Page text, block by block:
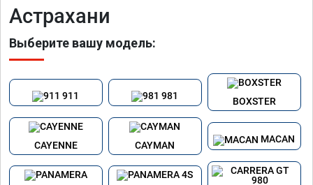
Астрахани
Выберите вашу модель:
911 981
BOXSTER
CAYENNE CAYMAN
MACAN